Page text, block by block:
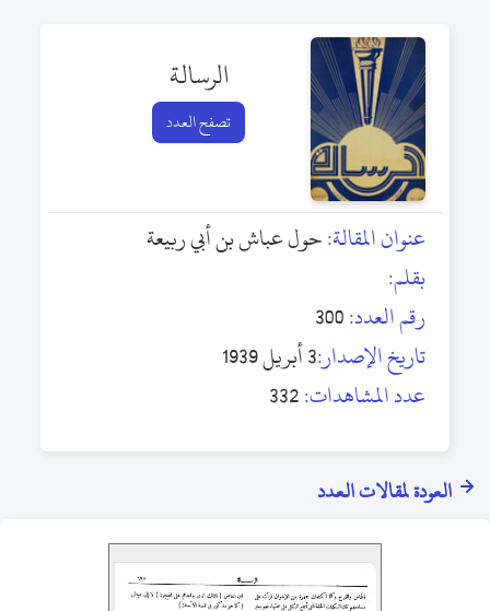
الرسالة
تصفح العدد
عنوان المقالة:حول عباش بن أبي ربيعة
بقلم:
رقم العدد:300
تاريخ الإصدار:3 أبريل 1939
عدد المشاهدات:332
العودة لمقالات العدد